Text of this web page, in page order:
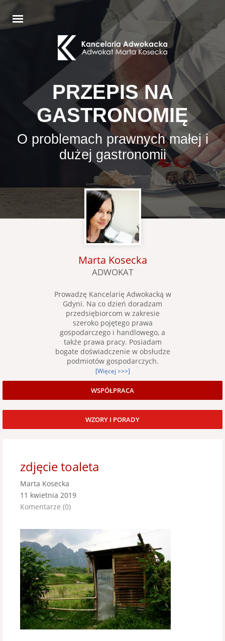
PRZEPIS NA
GASTRONOMIĘ
O problemach prawnych małej i
dużej gastronomii
Marta Kosecka
ADWOKAT
Prowadzę Kancelarię Adwokacką w
Gdyni. Na co dzień doradzam
przedsiębiorcom w zakresie
szeroko pojętego prawa
gospodarczego i handlowego, a
także prawa pracy. Posiadam
bogate doświadczenie w obsłudze
podmiotów gospodarczych.
[Więcej >>>]
WSPÓŁPRACA
WZORY I PORADY
zdjęcie toaleta
Marta Kosecka
11 kwietnia 2019
Komentarze (0)